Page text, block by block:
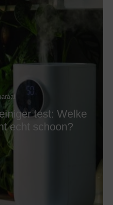
test: Welke
echt schoon?